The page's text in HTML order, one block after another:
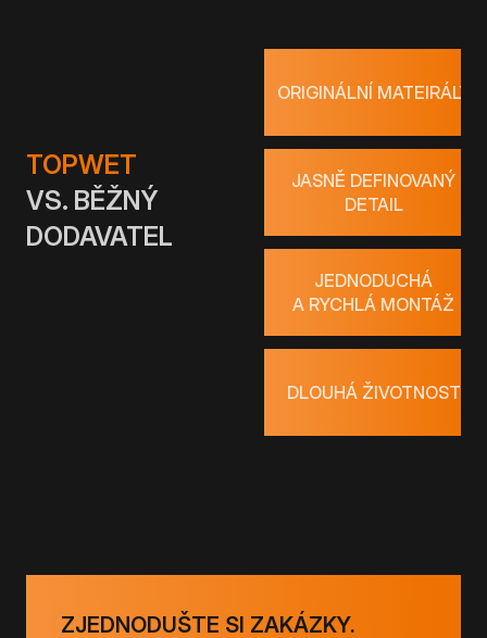
TOPWET
VS. BĚŽNÝ
DODAVATEL
ORIGINÁLNÍ MATEIRÁLY
JASNĚ DEFINOVANÝ
DETAIL
JEDNODUCHÁ
A RYCHLÁ MONTÁŽ
DLOUHÁ ŽIVOTNOST
ZJEDNODUŠTE SI ZAKÁZKY.